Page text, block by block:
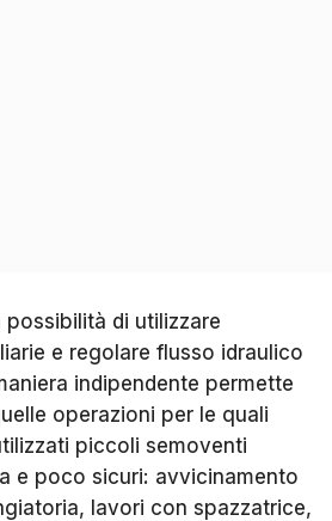
di utilizzare
e regolare flusso idraulico
indipendente permette
operazioni per le quali
piccoli semoventi
e poco sicuri: avvicinamento
lavori con spazzatrice,